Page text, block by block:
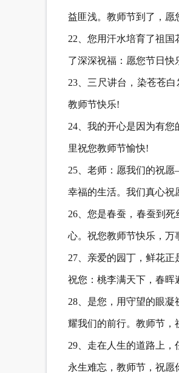
益匪浅。教师节到了，愿
22、您用汗水培育了祖
了深深祝福：愿您节日快
23、三尺讲台，染苍苍
教师节快乐!
24、我的开心是因为有
里祝您教师节愉快!
25、老师：愿我们的祝
幸福的生活。我们真心祝
26、您是春蚕，春蚕到
心。祝您教师节快乐，万
27、亲爱的园丁，鲜花
祝您：桃李满天下，春晖
28、是您，用守望的眼
耀我们的前行。教师节，
29、走在人生的道路上
永生难忘，教师节，祝愿